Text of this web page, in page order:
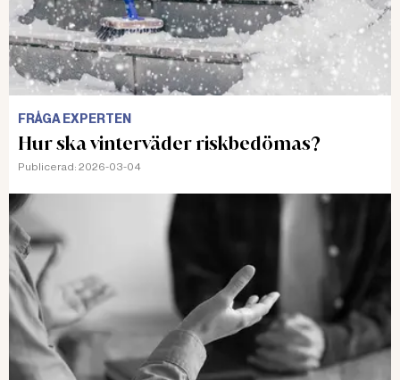
FRÅGA EXPERTEN
Hur ska vinterväder riskbedömas?
Publicerad: 2026-03-04